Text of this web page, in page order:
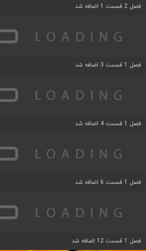
فصل 2 قسمت 1 اضافه شد
فصل 1 قسمت 3 اضافه شد
فصل 1 قسمت 4 اضافه شد
فصل 1 قسمت 6 اضافه شد
فصل 1 قسمت 12 اضافه شد